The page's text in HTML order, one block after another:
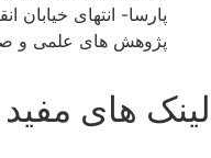
پارسا- انتهای خیابان
پژوهش های علمی و
لینک های مفید